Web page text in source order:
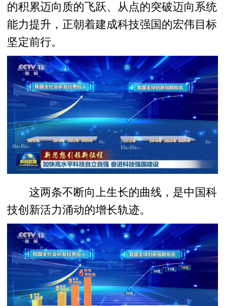
的积累迈向质的飞跃、从点的突破迈向系统
能力提升，正朝着建成科技强国的宏伟目标
坚定前行。
这两条不断向上生长的曲线，是中国科
技创新活力涌动的增长轨迹。